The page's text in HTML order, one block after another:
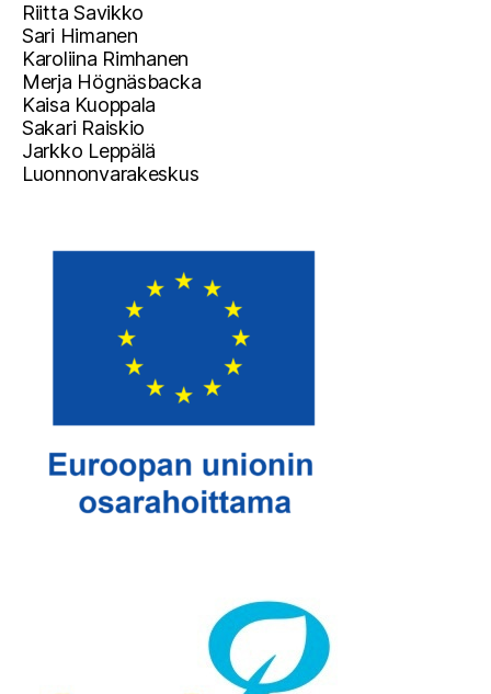
Riitta Savikko
Sari Himanen
Karoliina Rimhanen
Merja Högnäsbacka
Kaisa Kuoppala
Sakari Raiskio
Jarkko Leppälä
Luonnonvarakeskus